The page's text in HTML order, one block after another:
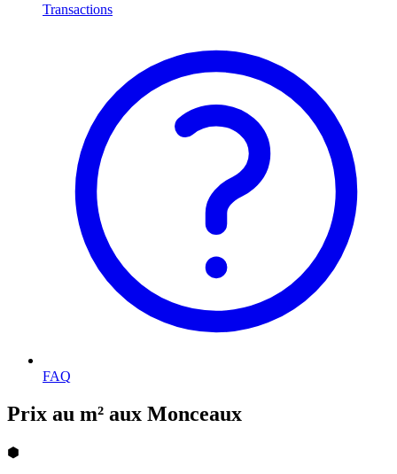
Transactions
FAQ
Prix au m² aux Monceaux
⬢